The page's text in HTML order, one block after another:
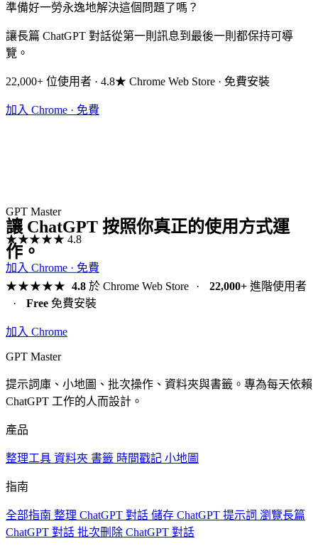
準備好一勞永逸地解決這個問題了嗎？
讓長篇 ChatGPT 對話從第一則訊息到最後一則都保持可導
覽。
22,000+ 位使用者 · 4.8★ Chrome Web Store · 免費安裝
加入 Chrome · 免費
GPT Master
★★★★★ 4.8
加入 Chrome · 免費
讓 ChatGPT 按照你真正的使用方式運
作。
★★★★★ 4.8於 Chrome Web Store · 22,000+進階使用者
·
Free 免費安裝
加入 Chrome
GPT Master
提示詞庫、小地圖、批次操作、資料夾與書籤。專為每天依賴
ChatGPT 工作的人而設計。
產品
整理工具 資料夾 書籤 時間戳記 小地圖
指南
全部指南 整理 ChatGPT 對話 儲存 ChatGPT 提示詞 瀏覽長篇
ChatGPT 對話 批次刪除 ChatGPT 對話